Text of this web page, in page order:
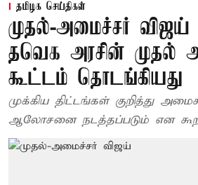
தமிழக செய்திகள்
முதல்-அமைச்சர்
தவெக அரசின் முதல்
கூட்டம் தொடங்கியது
முக்கிய திட்டங்கள் குறித்து
ஆலோசனை நடத்தப்படும் என